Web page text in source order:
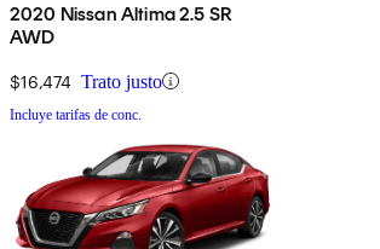
2020 Nissan Altima 2.5 SR
AWD
$16,474 Trato justo
Incluye tarifas de conc.